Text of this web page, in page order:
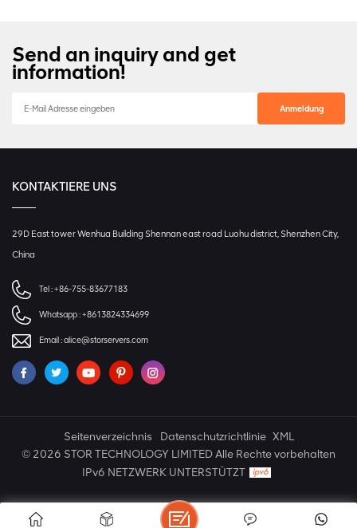
Send an inquiry and get
information!
KONTAKTIERE UNS
29D East tower Wenhua Building Shennan east road Luohu district, Shenzhen City,
China
Tel :+86-755-83677183
Whatsapp :+8613824334699
Email :alice@storservers.com
Seitenverzeichnis Datenschutzrichtlinie XML
© 2026 STOR TECHNOLOGY LIMITED Alle Rechte vorbehalten
IPv6 NETZWERK UNTERSTÜTZT